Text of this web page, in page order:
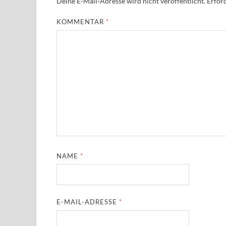
KOMMENTAR *
NAME *
E-MAIL-ADRESSE *